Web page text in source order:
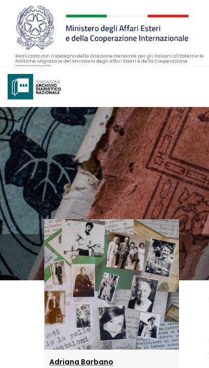
Realizzato con il sostegno della Direzione Generale per gli Italiani all’Estero e le
Politiche Migratorie del Ministero degli Affari Esteri e della Cooperazione
Internazionale
Adriana Barbano